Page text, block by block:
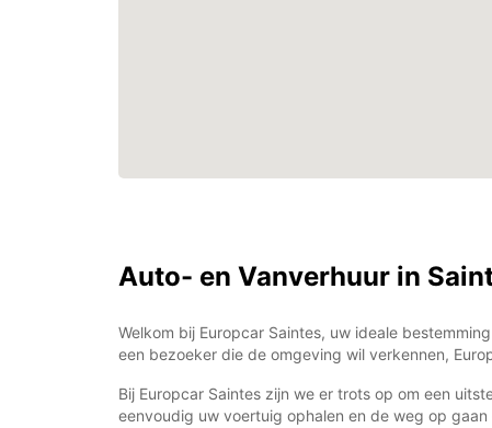
Auto- en Vanverhuur in
Welkom bij Europcar Saintes, uw ideale
een bezoeker die de omgeving wil verkennen,
Bij Europcar Saintes zijn we er trots op om een
eenvoudig uw voertuig ophalen en de weg op